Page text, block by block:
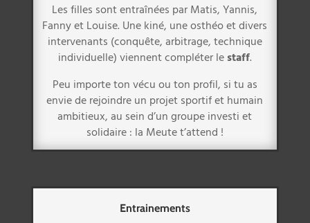
Les filles sont entraînées par Matis, Yannis,
Fanny et Louise. Une kiné, une osthéo et divers
intervenants (conquête, arbitrage, technique
individuelle) viennent compléter le staff.
Peu importe ton vécu ou ton profil, si tu as
envie de rejoindre un projet sportif et humain
ambitieux, au sein d’un groupe investi et
solidaire : la Meute t’attend !
Entrainements